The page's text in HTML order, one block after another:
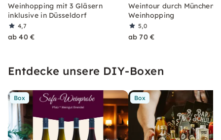
Weinhopping mit 3 Gläsern
inklusive in Düsseldorf
4,7
ab 40 €
Weintour durch München:
Weinhopping
5,0
ab 70 €
Entdecke unsere DIY-Boxen
Box Box